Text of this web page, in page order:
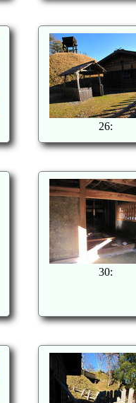
26:
30: